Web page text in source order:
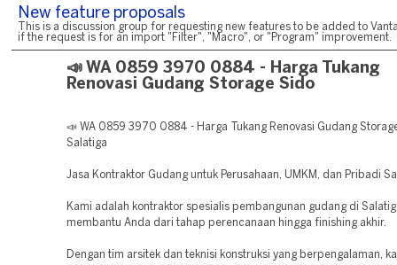
New feature proposals
This is a discussion group for requesting new features to be added to
if the request is for an import "Filter", "Macro", or "Program" improvement.
📣 WA 0859 3970 0884 - Harga Tukang
Renovasi Gudang Storage Sido
📣 WA 0859 3970 0884 - Harga Tukang Renovasi Gudang
Salatiga
Jasa Kontraktor Gudang untuk Perusahaan, UMKM, dan Pribadi
Kami adalah kontraktor spesialis pembangunan gudang di
membantu Anda dari tahap perencanaan hingga finishing akhir.
Dengan tim arsitek dan teknisi konstruksi yang berpengalaman,